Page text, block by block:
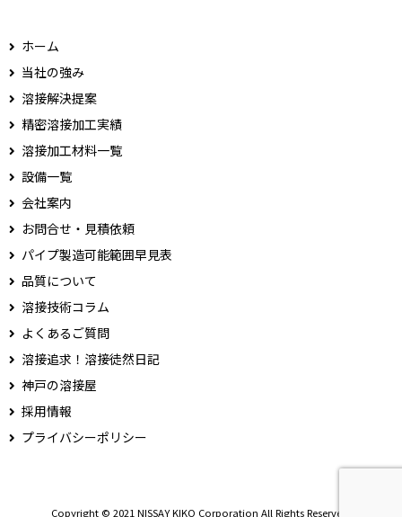
ホーム
当社の強み
溶接解決提案
精密溶接加工実績
溶接加工材料一覧
設備一覧
会社案内
お問合せ・見積依頼
パイプ製造可能範囲早見表
品質について
溶接技術コラム
よくあるご質問
溶接追求！溶接徒然日記
神戸の溶接屋
採用情報
プライバシーポリシー
Copyright © 2021 NISSAY KIKO Corporation All Rights Reserved.